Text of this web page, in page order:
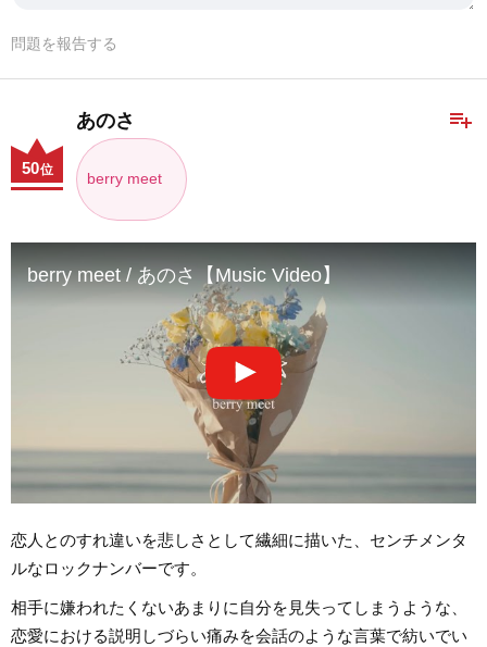
問題を報告する
playlist_add
あのさ
berry meet
50位
berry meet / あのさ【Music Video】
恋人とのすれ違いを悲しさとして繊細に描いた、センチメンタ
ルなロックナンバーです。
相手に嫌われたくないあまりに自分を見失ってしまうような、
恋愛における説明しづらい痛みを会話のような言葉で紡いでい